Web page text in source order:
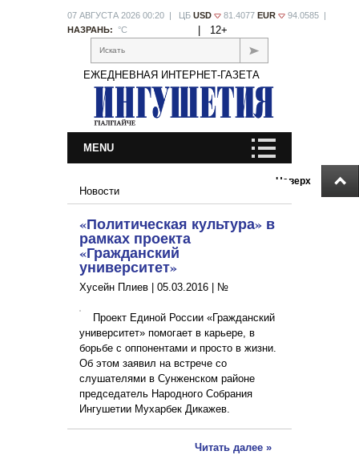
Наверх
07 АВГУСТА 2026 00:20 | ЦБ USD 81.4077 EUR
94.0585 |
НАЗРАНЬ: °С 12+
Искать
ЕЖЕДНЕВНАЯ ИНТЕРНЕТ-ГАЗЕТА
MENU
Новости
«Политическая культура» в
рамках проекта
«Гражданский
университет»
Хусейн Плиев | 05.03.2016 №
Проект Единой России «Гражданский
университет» помогает в карьере, в
борьбе с оппонентами и просто в жизни.
Об этом заявил на встрече со
слушателями в Сунженском районе
председатель Народного Собрания
Ингушетии Мухарбек Дикажев.
Читать далее »